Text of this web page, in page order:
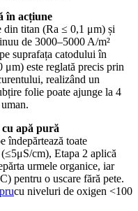
în acțiune
din titan (Ra ≤ 0,1 μm) și
de 3000–5000 A/m²
suprafața catodului în
este reglată precis prin
realizând un
folie poate ajunge la 4
apă pură
îndepărtează toate
cm), Etapa 2 aplică
urmele organice, iar
pentru o uscare fără pete.
cu niveluri de oxigen <100